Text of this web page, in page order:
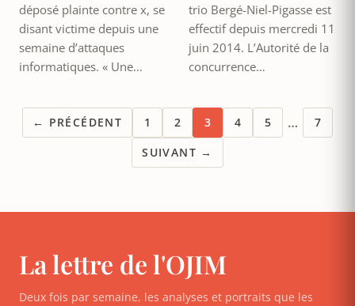
déposé plainte contre x, se
disant victime depuis une
semaine d’attaques
informatiques. « Une…
trio Bergé-Niel-Pigasse est
effectif depuis mercredi 11
juin 2014. L’Autorité de la
concurrence…
← PRÉCÉDENT 1 2 3 4 5 …
7
SUIVANT →
La lettre de l'OJIM
Deux fois par semaine, les analyses et portraits que les